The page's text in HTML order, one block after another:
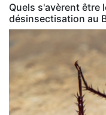
Quels s'avèrent être
désinsectisation au